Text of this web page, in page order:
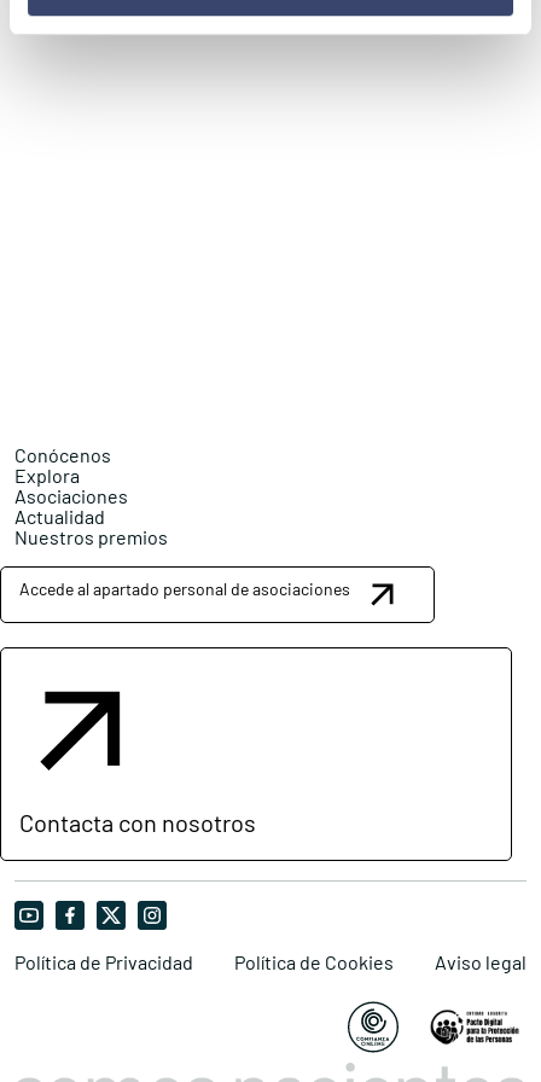
Conócenos
Explora
Asociaciones
Actualidad
Nuestros premios
Accede al apartado personal de asociaciones
Contacta con nosotros
Política de Privacidad Política de Cookies Aviso legal